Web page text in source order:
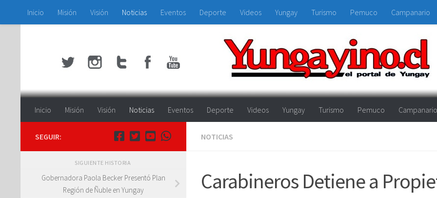
Saltar al contenido
Inicio Misión Visión Noticias Eventos Deporte Videos Yungay Turismo Pemuco Campanario
Inicio Misión Visión Noticias Eventos Deporte Videos Yungay Turismo Pemuco Campanario
NOTICIAS
Carabineros Detiene a
SEGUIR:
SIGUIENTE HISTORIA
Gobernadora Paola Becker Presentó Plan
Región de Ñuble en Yungay